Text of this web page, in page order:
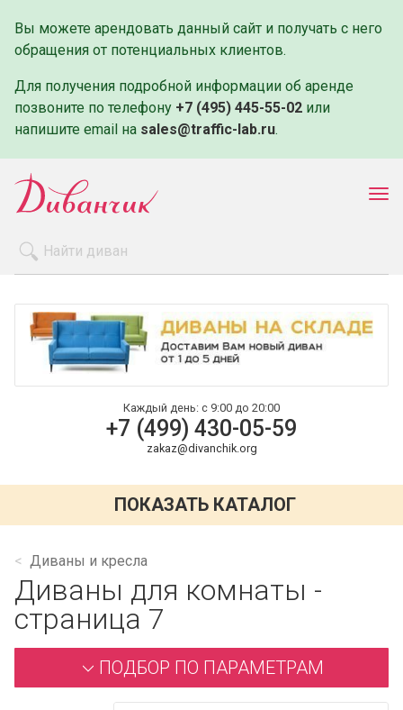
Вы можете арендовать данный сайт и получать с него
обращения от потенциальных клиентов.
Для получения подробной информации об аренде
позвоните по телефону +7 (495) 445-55-02 или
напишите email на sales@traffic-lab.ru.
Оплата и доставка
Контакты
Каждый день: с 9:00 до 20:00
+7 (499) 430-05-59
zakaz@divanchik.org
ПОКАЗАТЬ КАТАЛОГ
Диваны и кресла
Диваны для комнаты -
страница 7
ПОДБОР ПО ПАРАМЕТРАМ